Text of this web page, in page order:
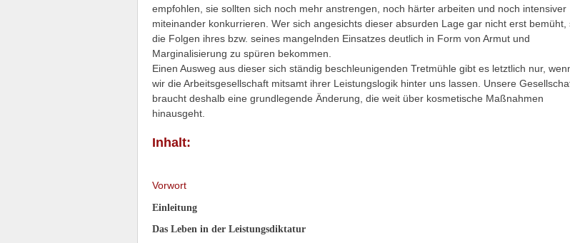
empfohlen, sie sollten sich noch mehr anstrengen, noch härter arbeiten und noch intensiver
miteinander konkurrieren. Wer sich angesichts dieser absurden Lage gar nicht erst bemüht,
die Folgen ihres bzw. seines mangelnden Einsatzes deutlich in Form von Armut und
Marginalisierung zu spüren bekommen.
Einen Ausweg aus dieser sich ständig beschleunigenden Tretmühle gibt es letztlich nur,
wir die Arbeitsgesellschaft mitsamt ihrer Leistungslogik hinter uns lassen. Unsere
braucht deshalb eine grundlegende Änderung, die weit über kosmetische Maßnahmen
hinausgeht.
Inhalt:
Vorwort
Einleitung
Das Leben in der Leistungsdiktatur